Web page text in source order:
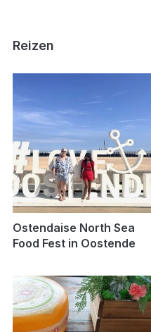
Reizen
Ostendaise North Sea
Food Fest in Oostende